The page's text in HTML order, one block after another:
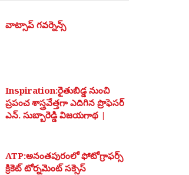
వాట్సాప్ గవర్నెన్స్
Inspiration:రైతుబిడ్డ నుంచి
ప్రపంచ శాస్త్రవేత్తగా ఎదిగిన ప్రొఫెసర్
ఎన్. సుబ్బారెడ్డి విజయగాథ |
ATP:అనంతపురంలో ఫోటోగ్రాఫర్స్
క్రికెట్ టోర్నమెంట్ సక్సెస్